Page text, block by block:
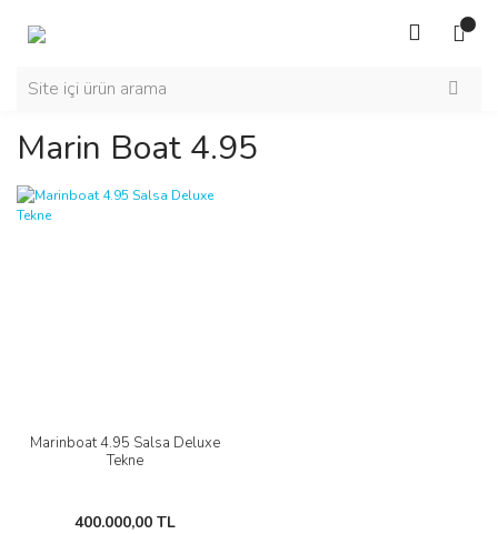
Marin Boat 4.95
Marinboat 4.95 Salsa Deluxe
Tekne
400.000,00 TL